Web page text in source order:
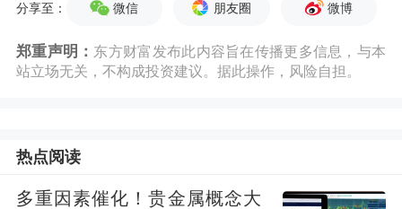
分享至： 微信 朋友圈 微博
郑重声明： 东方财富发布此内容旨在传播更多信息，与本
站立场无关，不构成投资建议。据此操作，风险自担。
热点阅读
多重因素催化！贵金属概念大